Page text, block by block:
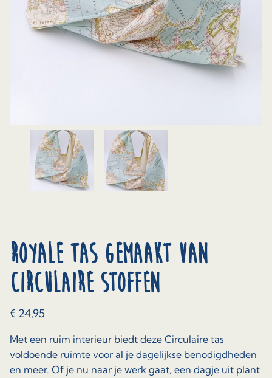
Royale tas gemaakt van
circulaire stoffen
€ 24,95
Met een ruim interieur biedt deze Circulaire tas
voldoende ruimte voor al je dagelijkse benodigdheden
en meer. Of je nu naar je werk gaat, een dagje uit plant